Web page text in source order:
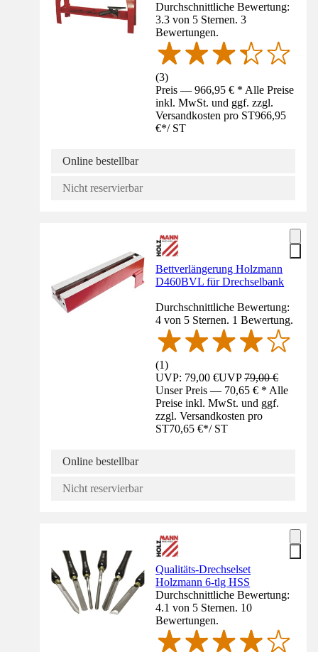
Durchschnittliche Bewertung:
3.3 von 5 Sternen. 3
Bewertungen.
(3)
Preis — 966,95 € * Alle Preise
inkl. MwSt. und ggf. zzgl.
Versandkosten pro ST966,95
€*/ ST
Online bestellbar
Nicht reservierbar
Bettverlängerung Holzmann
D460BVL für Drechselbank
Durchschnittliche Bewertung:
4 von 5 Sternen. 1 Bewertung.
(1)
UVP: 79,00 €UVP79,00 €
Unser Preis — 70,65 € * Alle
Preise inkl. MwSt. und ggf.
zzgl. Versandkosten pro
ST70,65 €*/ ST
Online bestellbar
Nicht reservierbar
Qualitäts-Drechselset
Holzmann 6-tlg HSS
Durchschnittliche Bewertung:
4.1 von 5 Sternen. 10
Bewertungen.